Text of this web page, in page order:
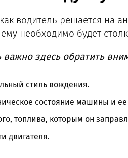
водитель решается на
необходимо будет
важно здесь обратить
стиль вождения.
состояние машины и ее
топлива, которым он
двигателя.